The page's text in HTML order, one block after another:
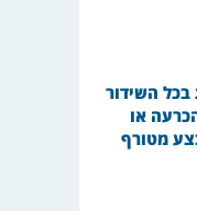
השידור
או
מטורף